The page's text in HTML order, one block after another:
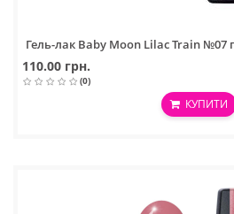
Гель-лак Baby Moon Lilac Train
110.00 грн.
(0)
КУПИТИ